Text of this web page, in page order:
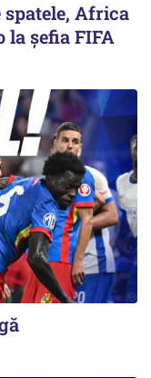
Africa
șefia FIFA